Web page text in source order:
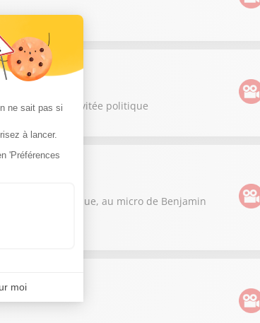
est notre invitée politique
invité politique, au micro de Benjamin